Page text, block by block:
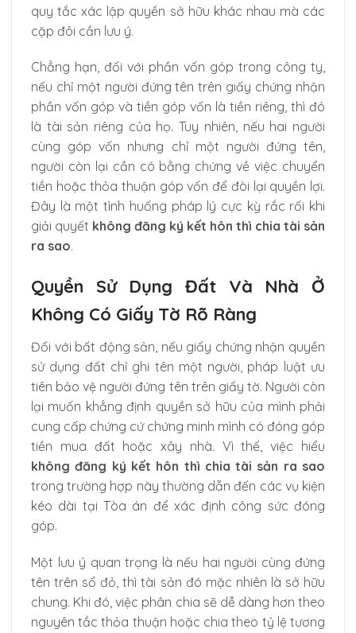
quy tắc xác lập quyền sở hữu khác nhau mà các
cặp đôi cần lưu ý.
Chẳng hạn, đối với phần vốn góp trong công ty,
nếu chỉ một người đứng tên trên giấy chứng nhận
phần vốn góp và tiền góp vốn là tiền riêng, thì đó
là tài sản riêng của họ. Tuy nhiên, nếu hai người
cùng góp vốn nhưng chỉ một người đứng tên,
người còn lại cần có bằng chứng về việc chuyển
tiền hoặc thỏa thuận góp vốn để đòi lại quyền lợi.
Đây là một tình huống pháp lý cực kỳ rắc rối khi
giải quyết không đăng ký kết hôn thì chia tài sản
ra sao.
Quyền Sử Dụng Đất Và Nhà Ở
Không Có Giấy Tờ Rõ Ràng
Đối với bất động sản, nếu giấy chứng nhận quyền
sử dụng đất chỉ ghi tên một người, pháp luật ưu
tiên bảo vệ người đứng tên trên giấy tờ. Người còn
lại muốn khẳng định quyền sở hữu của mình phải
cung cấp chứng cứ chứng minh mình có đóng góp
tiền mua đất hoặc xây nhà. Vì thế, việc hiểu
không đăng ký kết hôn thì chia tài sản ra sao
trong trường hợp này thường dẫn đến các vụ kiện
kéo dài tại Tòa án để xác định công sức đóng
góp.
Một lưu ý quan trọng là nếu hai người cùng đứng
tên trên sổ đỏ, thì tài sản đó mặc nhiên là sở hữu
chung. Khi đó, việc phân chia sẽ dễ dàng hơn theo
nguyên tắc thỏa thuận hoặc chia theo tỷ lệ tương